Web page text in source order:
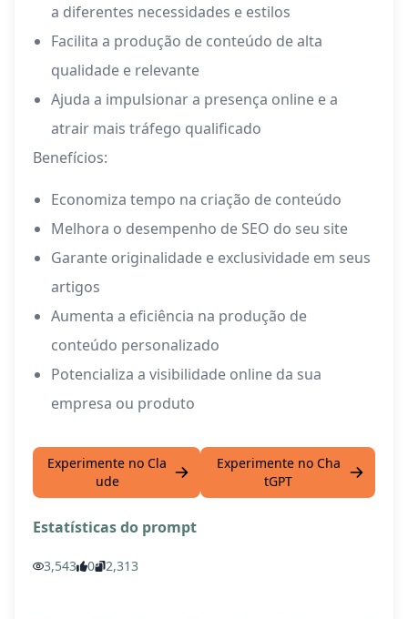
a diferentes necessidades e estilos
Facilita a produção de conteúdo de alta
qualidade e relevante
Ajuda a impulsionar a presença online e a
atrair mais tráfego qualificado
Benefícios:
Economiza tempo na criação de conteúdo
Melhora o desempenho de SEO do seu site
Garante originalidade e exclusividade em seus
artigos
Aumenta a eficiência na produção de
conteúdo personalizado
Potencializa a visibilidade online da sua
empresa ou produto
Experimente no Cla
ude
Experimente no Cha
tGPT
Estatísticas do prompt
3,543 0 2,313